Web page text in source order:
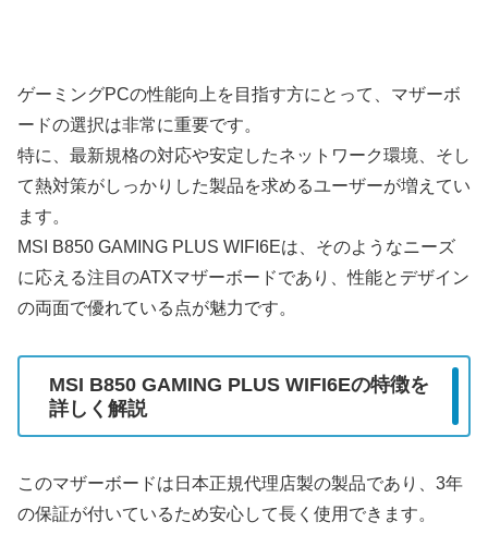
ゲーミングPCの性能向上を目指す方にとって、マザーボ
ードの選択は非常に重要です。
特に、最新規格の対応や安定したネットワーク環境、そし
て熱対策がしっかりした製品を求めるユーザーが増えてい
ます。
MSI B850 GAMING PLUS WIFI6Eは、そのようなニーズ
に応える注目のATXマザーボードであり、性能とデザイン
の両面で優れている点が魅力です。
MSI B850 GAMING PLUS WIFI6Eの特徴を
詳しく解説
このマザーボードは日本正規代理店製の製品であり、3年
の保証が付いているため安心して長く使用できます。